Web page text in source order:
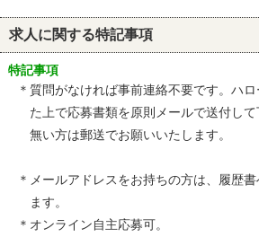
求人に関する特記事項
特記事項
＊質問がなければ事前連絡不要です。ハ
た上で応募書類を原則メールで送付し
無い方は郵送でお願いいたします。
＊メールアドレスをお持ちの方は、履歴
ます。
＊オンライン自主応募可。